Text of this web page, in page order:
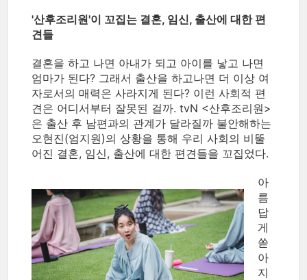
'산후조리원'이 꼬집는 결혼, 임신, 출산에 대한 편
견들
결혼을 하고 나면 아내가 되고 아이를 낳고 나면
엄마가 된다? 그래서 출산을 하고나면 더 이상 여
자로서의 매력은 사라지게 된다? 이런 사회적 편
견은 어디서부터 잘못된 걸까. tvN <산후조리원>
은 출산 후 남편과의 관계가 달라질까 불안해하는
오현진(엄지원)의 상황을 통해 우리 사회의 비뚤
어진 결혼, 임신, 출산에 대한 편견들을 꼬집었다.
아
름
답
게
쏟
아
지